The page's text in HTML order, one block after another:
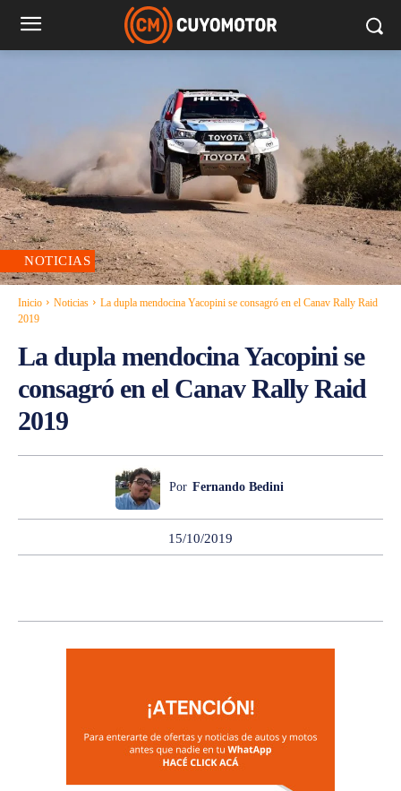
NOTICIAS
Inicio Noticias
La dupla mendocina Yacopini se consagró en el Canav Rally Raid
2019
La dupla mendocina Yacopini se
consagró en el Canav Rally Raid
2019
Por Fernando Bedini
15/10/2019